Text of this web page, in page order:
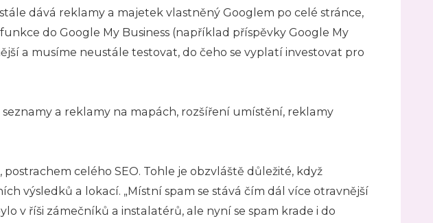
dává reklamy a majetek vlastněný Googlem po celé stránce,
do Google My Business (například příspěvky Google My
a musíme neustále testovat, do čeho se vyplatí investovat pro
a reklamy na mapách, rozšíření umístění, reklamy
celého SEO. Tohle je obzvláště důležité, když
výsledků a lokací. „Místní spam se stává čím dál více otravnější
v říši zámečníků a instalatérů, ale nyní se spam krade i do